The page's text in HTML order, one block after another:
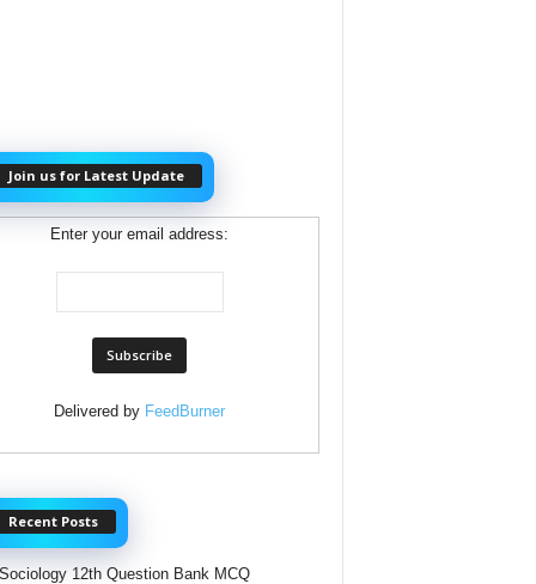
Join us for Latest Update
Enter your email address:
Delivered by FeedBurner
Recent Posts
12th Question Bank MCQ